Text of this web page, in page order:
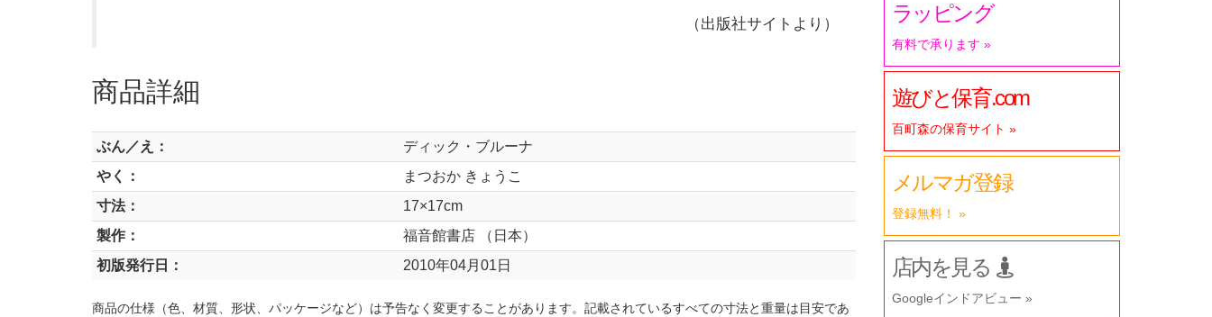
（出版社サイトより）
商品詳細
ぶん／え：
ディック・ブルーナ
やく：
まつおか きょうこ
寸法：
17×17cm
製作：
福音館書店 （日本）
初版発行日：
2010年04月01日
商品の仕様（色、材質、形状、パッケージなど）は予告なく変更することがあります。記載されているすべての寸法と重量は目安であ
ラッピング
有料で承ります »
遊びと保育.com
百町森の保育サイト »
メルマガ登録
登録無料！ »
店内を見る
Googleインドアビュー »